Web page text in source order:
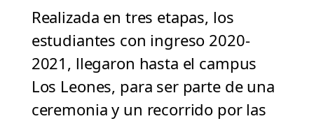
Realizada en tres etapas, los
estudiantes con ingreso 2020-
2021, llegaron hasta el campus
Los Leones, para ser parte de una
ceremonia y un recorrido por las